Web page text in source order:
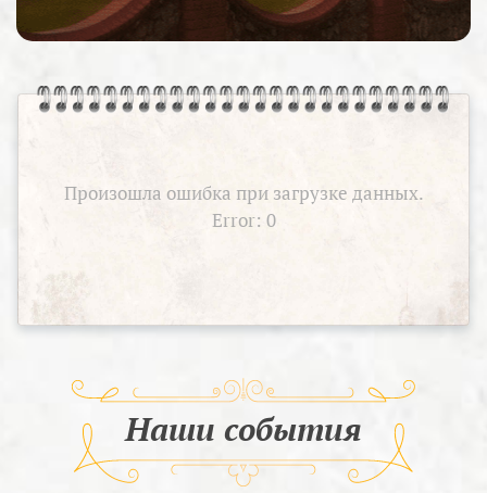
Произошла ошибка при загрузке данных.
Error: 0
Наши события